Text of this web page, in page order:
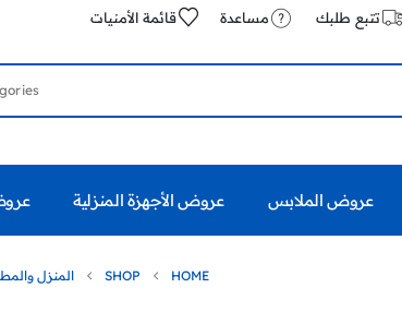
تتبع طلبك مساعدة قائمة الأمنيات
عروض الملابس عروض الأجهزة المنزلية
HOME
SHOP المنزل